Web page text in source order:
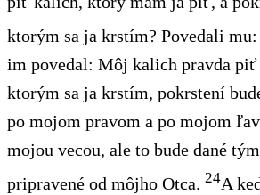
ktorým sa ja krstím? Povedali
im povedal: Môj kalich pravda piť
ktorým sa ja krstím, pokrstení
po mojom pravom a po mojom
mojou vecou, ale to bude dané tým
pripravené od môjho Otca. 24A